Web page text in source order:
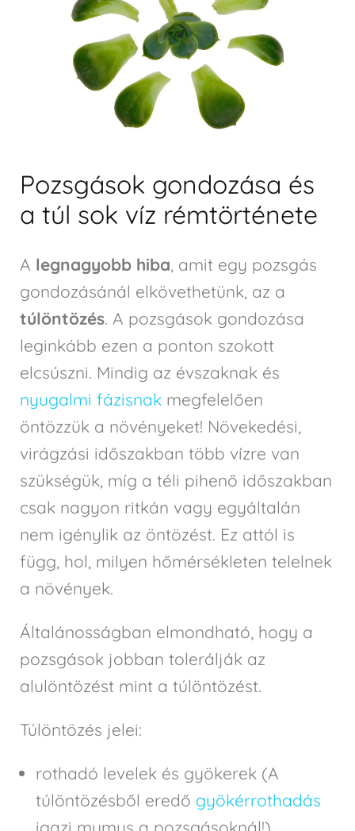
Pozsgások gondozása és
a túl sok víz rémtörténete
A legnagyobb hiba, amit egy pozsgás
gondozásánál elkövethetünk, az a
túlöntözés. A pozsgások gondozása
leginkább ezen a ponton szokott
elcsúszni. Mindig az évszaknak és
nyugalmi fázisnak megfelelően
öntözzük a növényeket! Növekedési,
virágzási időszakban több vízre van
szükségük, míg a téli pihenő időszakban
csak nagyon ritkán vagy egyáltalán
nem igénylik az öntözést. Ez attól is
függ, hol, milyen hőmérsékleten telelnek
a növények.
Általánosságban elmondható, hogy a
pozsgások jobban tolerálják az
alulöntözést mint a túlöntözést.
Túlöntözés jelei:
rothadó levelek és gyökerek (A
túlöntözésből eredő gyökérrothadás